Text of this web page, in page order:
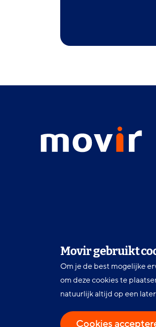
Movir gebruikt
Om je de best mogelijke
om deze cookies te
natuurlijk altijd op een
Cookies
Movir
-
Volg ons LinkedIn